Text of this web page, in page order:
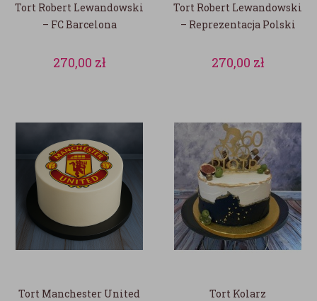
Tort Robert Lewandowski
– FC Barcelona
270,00 zł
Tort Robert Lewandowski
– Reprezentacja Polski
270,00 zł
Tort Manchester United Tort Kolarz